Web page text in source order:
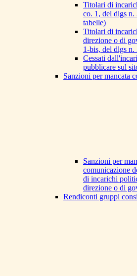
Titolari di
co. 1, del dlgs n.
tabelle)
Titolari di
direzione o di
1-bis, del dlgs n.
Cessati
pubblicare sul
Sanzioni per mancata
Sanzioni per
comunicazione
di incarichi
direzione o di
Rendiconti gruppi